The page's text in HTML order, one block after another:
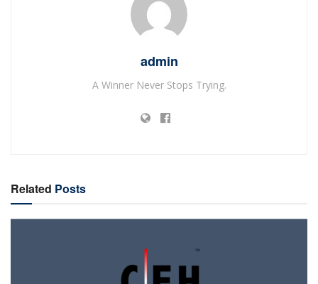
admin
A Winner Never Stops Trying.
Related Posts